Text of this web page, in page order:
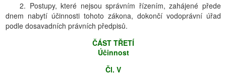
2. Postupy, které nejsou správním řízením, zahájené přede
dnem nabytí účinnosti tohoto zákona, dokončí vodoprávní úřad
podle dosavadních právních předpisů.
ČÁST TŘETÍ
Účinnost
Čl. V